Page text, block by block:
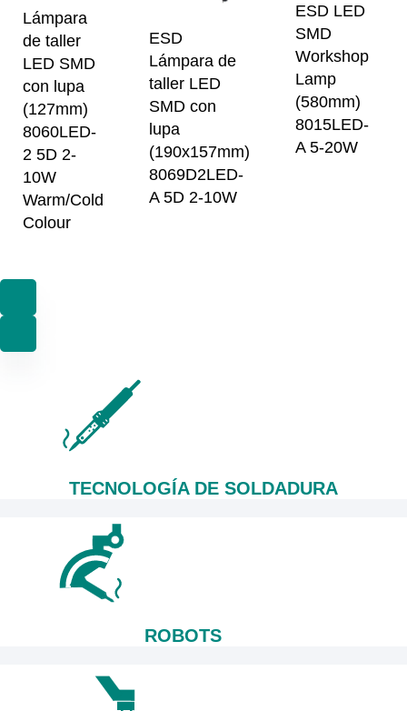
Lámpara
de taller
LED SMD
con lupa
(127mm)
8060LED-
2 5D 2-
10W
Warm/Cold
Colour
ESD
Lámpara de
taller LED
SMD con
lupa
(190x157mm)
8069D2LED-
A 5D 2-10W
ESD LED
SMD
Workshop
Lamp
(580mm)
8015LED-
A 5-20W
TECNOLOGÍA DE SOLDADURA
ROBOTS